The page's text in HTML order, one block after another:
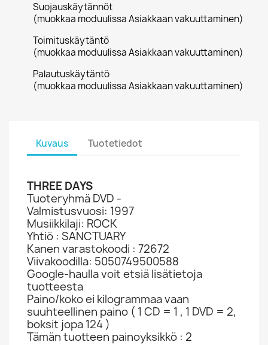
Suojauskäytännöt
(muokkaa moduulissa Asiakkaan vakuuttaminen)
Toimituskäytäntö
(muokkaa moduulissa Asiakkaan vakuuttaminen)
Palautuskäytäntö
(muokkaa moduulissa Asiakkaan vakuuttaminen)
Kuvaus Tuotetiedot
THREE DAYS
Tuoteryhmä DVD -
Valmistusvuosi: 1997
Musiikkilaji: ROCK
Yhtiö : SANCTUARY
Kanen varastokoodi : 72672
Viivakoodilla: 5050749500588
Google-haulla voit etsiä lisätietoja
tuotteesta
Paino/koko ei kilogrammaa vaan
suuhteellinen paino ( 1 CD = 1 , 1 DVD = 2,
boksit jopa 124 )
Tämän tuotteen painoyksikkö : 2